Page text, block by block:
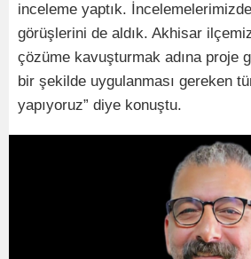
inceleme yaptık.
görüşlerini de aldık. Akhisar
çözüme kavuşturmak adına proje
bir şekilde uygulanması gereken
yapıyoruz” diye konuştu.